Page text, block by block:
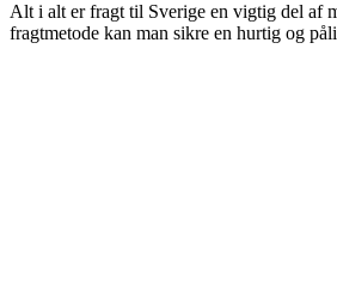
Alt i alt er fragt til Sverige en vigtig del af
fragtmetode kan man sikre en hurtig og